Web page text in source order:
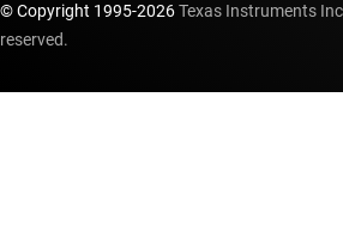
© Copyright 1995-2026Texas Instruments
reserved.